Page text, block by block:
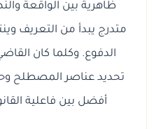
ظاهرية بين الواقعة
متدرج يبدأ من التعريف
الدفوع. وكلما كان
تحديد عناصر المصطلح
أفضل بين فاعلية